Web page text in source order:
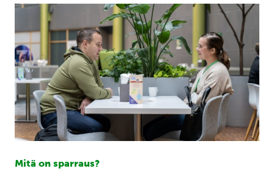
Mitä on sparraus?